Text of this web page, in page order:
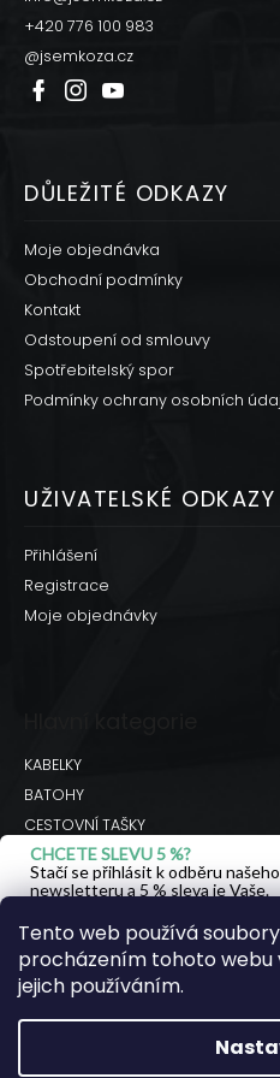
Tento web používá
procházením tohoto webu
jejich používáním.
+420 776 100 983
@jsemkoza.cz
DŮLEŽITÉ ODKAZY
Moje objednávka
Obchodní podmínky
Kontakt
Odstoupení od smlouvy
Spotřebitelský spor
Podmínky ochrany osobních
UŽIVATELSKÉ ODKAZY
Přihlášení
Registrace
Moje objednávky
KABELKY
BATOHY
CESTOVNÍ TAŠKY
BRAŠNY
DOPLŇKY
Facebook
Copyright 2026JSEM
CHCETE SLEVU 5 %?
Stačí se přihlásit k odběru našeho
newsletteru a 5 % sleva je Vaše.
Ano, chci se přihlásit
Zásady